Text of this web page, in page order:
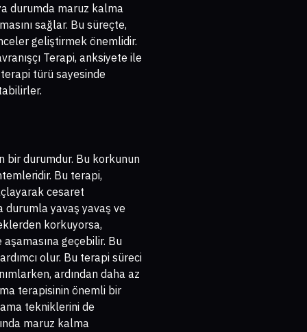
durumda maruz kalma
sağlar. Bu süreçte,
geliştirmek önemlidir.
Terapi, anksiyete ile
türü sayesinde
bir durumdur. Bu korkunun
Bu terapi,
cesaret
durumla yavaş yavaş ve
korkuyorsa,
geçebilir. Bu
olur. Bu terapi süreci
ardından daha az
terapisinin önemli bir
tekniklerini de
maruz kalma